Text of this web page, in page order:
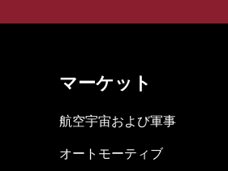
マーケット
航空宇宙および軍事
オートモーティブ